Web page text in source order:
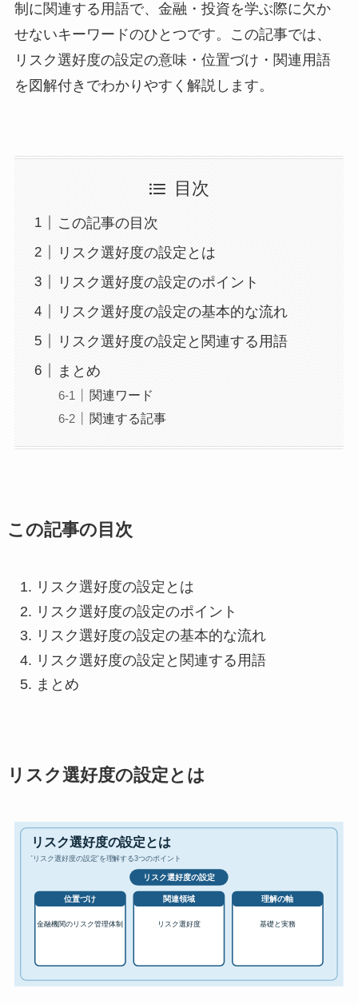
制に関連する用語で、金融・投資を学ぶ際に欠か
せないキーワードのひとつです。この記事では、
リスク選好度の設定の意味・位置づけ・関連用語
を図解付きでわかりやすく解説します。
目次
この記事の目次
リスク選好度の設定とは
リスク選好度の設定のポイント
リスク選好度の設定の基本的な流れ
リスク選好度の設定と関連する用語
まとめ
関連ワード
関連する記事
この記事の目次
リスク選好度の設定とは
リスク選好度の設定のポイント
リスク選好度の設定の基本的な流れ
リスク選好度の設定と関連する用語
まとめ
リスク選好度の設定とは